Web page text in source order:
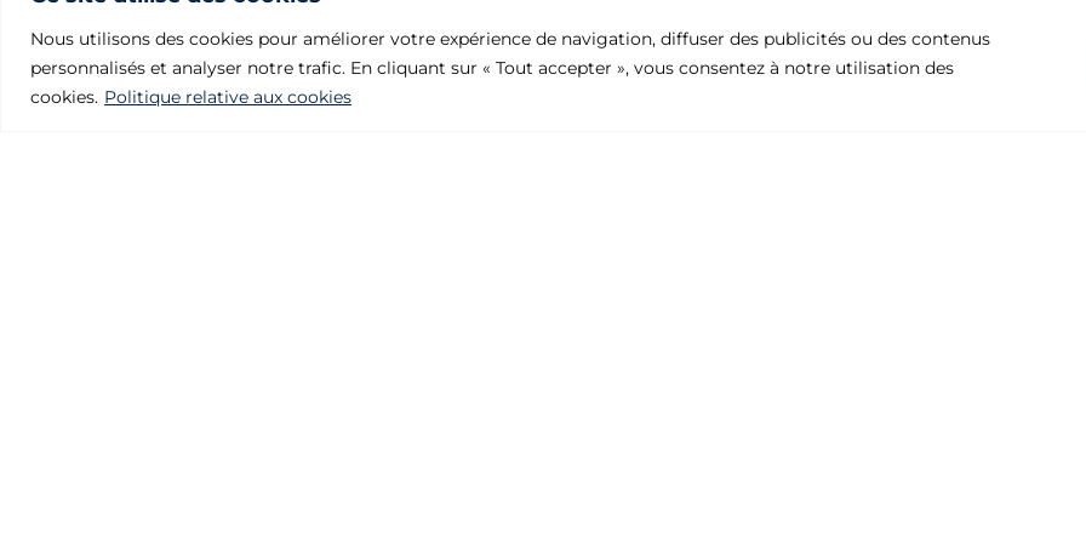
Nous utilisons des cookies pour améliorer votre expérience de navigation, diffuser des publicités ou des contenus
personnalisés et analyser notre trafic. En cliquant sur « Tout accepter », vous consentez à notre utilisation des
cookies. Politique relative aux cookies